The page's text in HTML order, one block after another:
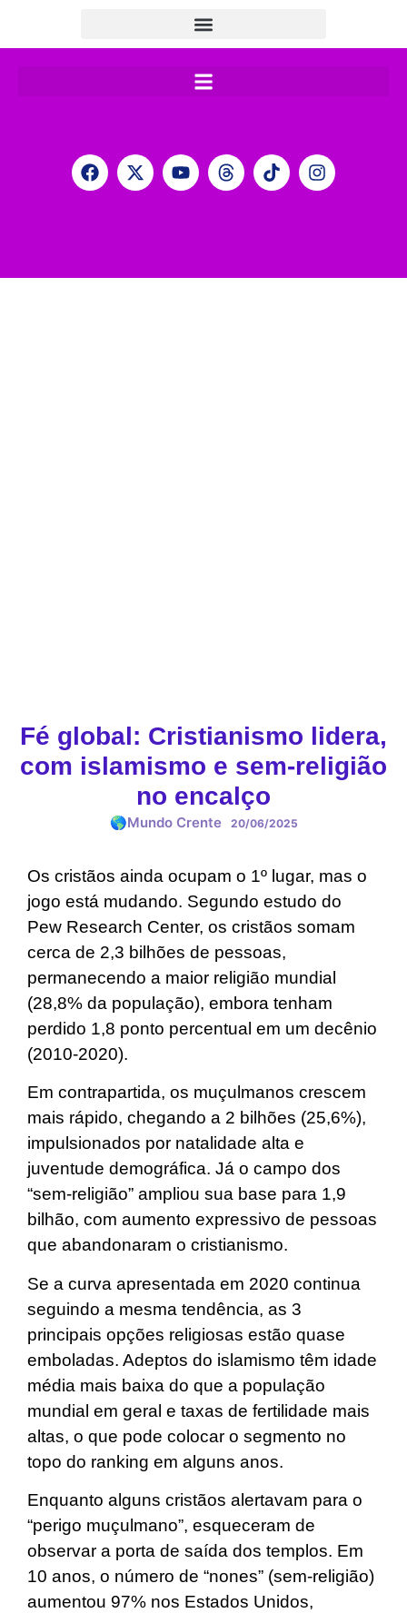
Fé global: Cristianismo lidera,
com islamismo e sem-religião
no encalço
🌎Mundo Crente 20/06/2025
Os cristãos ainda ocupam o 1º lugar, mas o
jogo está mudando. Segundo estudo do
Pew Research Center, os cristãos somam
cerca de 2,3 bilhões de pessoas,
permanecendo a maior religião mundial
(28,8% da população), embora tenham
perdido 1,8 ponto percentual em um decênio
(2010‑2020).
Em contrapartida, os muçulmanos crescem
mais rápido, chegando a 2 bilhões (25,6%),
impulsionados por natalidade alta e
juventude demográfica. Já o campo dos
“sem-religião” ampliou sua base para 1,9
bilhão, com aumento expressivo de pessoas
que abandonaram o cristianismo.
Se a curva apresentada em 2020 continua
seguindo a mesma tendência, as 3
principais opções religiosas estão quase
emboladas. Adeptos do islamismo têm idade
média mais baixa do que a população
mundial em geral e taxas de fertilidade mais
altas, o que pode colocar o segmento no
topo do ranking em alguns anos.
Enquanto alguns cristãos alertavam para o
“perigo muçulmano”, esqueceram de
observar a porta de saída dos templos. Em
10 anos, o número de “nones” (sem-religião)
aumentou 97% nos Estados Unidos,